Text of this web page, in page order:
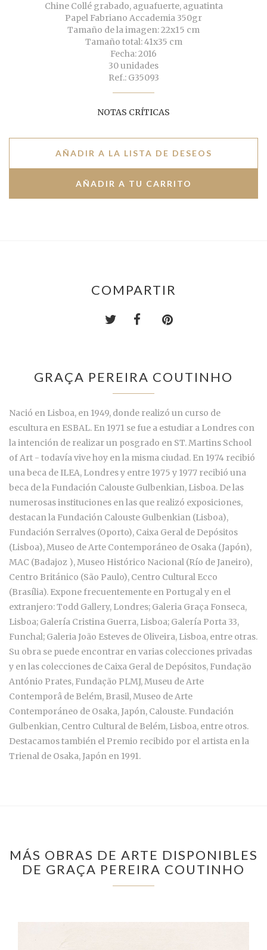
Chine Collé grabado, aguafuerte, aguatinta
Papel Fabriano Accademia 350gr
Tamaño de la imagen: 22x15 cm
Tamaño total: 41x35 cm
Fecha: 2016
30 unidades
Ref.: G35093
NOTAS CRÍTICAS
AÑADIR A LA LISTA DE DESEOS
COMPARTIR
GRAÇA PEREIRA COUTINHO
Nació en Lisboa, en 1949, donde realizó un curso de
escultura en ESBAL. En 1971 se fue a estudiar a Londres con
la intención de realizar un posgrado en ST. Martins School
of Art - todavía vive hoy en la misma ciudad. En 1974 recibió
una beca de ILEA, Londres y entre 1975 y 1977 recibió una
beca de la Fundación Calouste Gulbenkian, Lisboa. De las
numerosas instituciones en las que realizó exposiciones,
destacan la Fundación Calouste Gulbenkian (Lisboa),
Fundación Serralves (Oporto), Caixa Geral de Depósitos
(Lisboa), Museo de Arte Contemporáneo de Osaka (Japón),
MAC (Badajoz ), Museo Histórico Nacional (Río de Janeiro),
Centro Británico (São Paulo), Centro Cultural Ecco
(Brasília). Expone frecuentemente en Portugal y en el
extranjero: Todd Gallery, Londres; Galeria Graça Fonseca,
Lisboa; Galería Cristina Guerra, Lisboa; Galería Porta 33,
Funchal; Galeria João Esteves de Oliveira, Lisboa, entre otras.
Su obra se puede encontrar en varias colecciones privadas
y en las colecciones de Caixa Geral de Depósitos, Fundação
António Prates, Fundação PLMJ, Museu de Arte
Contemporâ de Belém, Brasil, Museo de Arte
Contemporáneo de Osaka, Japón, Calouste. Fundación
Gulbenkian, Centro Cultural de Belém, Lisboa, entre otros.
Destacamos también el Premio recibido por el artista en la
Trienal de Osaka, Japón en 1991.
MÁS OBRAS DE ARTE DISPONIBLES
DE GRAÇA PEREIRA COUTINHO